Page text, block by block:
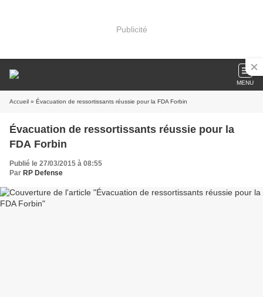
Publicité
MENU
Accueil » Évacuation de ressortissants réussie pour la FDA Forbin
Évacuation de ressortissants réussie pour la
FDA Forbin
Publié le 27/03/2015 à 08:55
Par RP Defense